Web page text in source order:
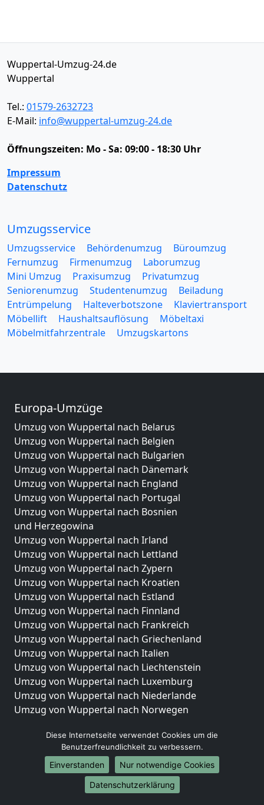
Wuppertal-Umzug-24.de
Wuppertal
Tel.: 01579-2632723
E-Mail: info@wuppertal-umzug-24.de
Öffnungszeiten: Mo - Sa: 09:00 - 18:30 Uhr
Impressum
Datenschutz
Umzugsservice
Umzugsservice Behördenumzug
Büroumzug
Fernumzug
Firmenumzug
Laborumzug
Mini Umzug
Praxisumzug
Privatumzug
Seniorenumzug
Studentenumzug
Beiladung
Entrümpelung
Halteverbotszone
Klaviertransport
Möbellift
Haushaltsauflösung
Möbeltaxi
Möbelmitfahrzentrale
Umzugskartons
Europa-Umzüge
Umzug von Wuppertal nach Belarus
Umzug von Wuppertal nach Belgien
Umzug von Wuppertal nach Bulgarien
Umzug von Wuppertal nach Dänemark
Umzug von Wuppertal nach England
Umzug von Wuppertal nach Portugal
Umzug von Wuppertal nach Bosnien
und Herzegowina
Umzug von Wuppertal nach Irland
Umzug von Wuppertal nach Lettland
Umzug von Wuppertal nach Zypern
Umzug von Wuppertal nach Kroatien
Umzug von Wuppertal nach Estland
Umzug von Wuppertal nach Finnland
Umzug von Wuppertal nach Frankreich
Umzug von Wuppertal nach Griechenland
Umzug von Wuppertal nach Italien
Umzug von Wuppertal nach Liechtenstein
Umzug von Wuppertal nach Luxemburg
Umzug von Wuppertal nach Niederlande
Umzug von Wuppertal nach Norwegen
Umzüge-Deutschlandweit
Umzug von Wuppertal nach Berlin
Umzug von Wuppertal nach Hamburg
Umzug von Wuppertal nach München
Umzug von Wuppertal nach Köln
Diese Internetseite verwendet Cookies um die
Benutzerfreundlichkeit zu verbessern.
Einverstanden
Nur notwendige Cookies
Datenschutzerklärung